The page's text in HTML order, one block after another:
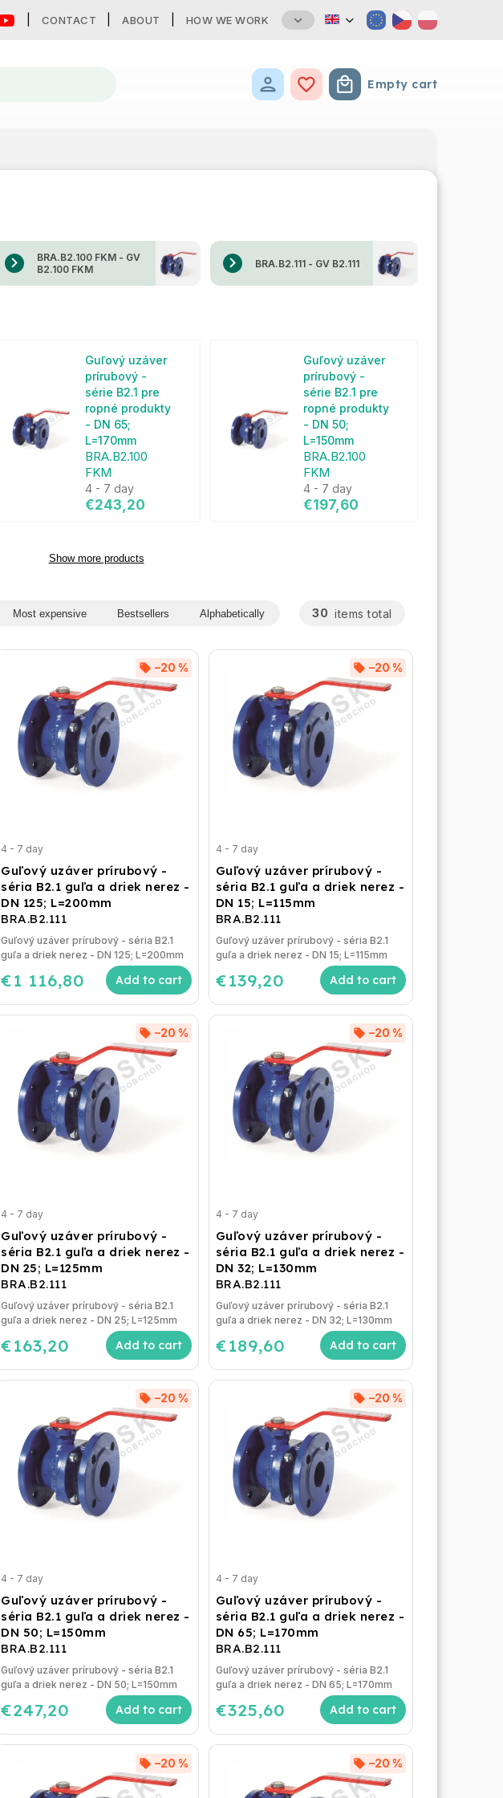
CONTACT ABOUT HOW WE WORK
Shopping cart
Empty cart
BRA.B2.100 FKM - GV
B2.100 FKM
BRA.B2.111 - GV B2.111
Guľový uzáver
prírubový -
série B2.1 pre
ropné produkty
- DN 65;
L=170mm
BRA.B2.100
FKM
4 - 7 day
€243,20
Guľový uzáver
prírubový -
série B2.1 pre
ropné produkty
- DN 50;
L=150mm
BRA.B2.100
FKM
4 - 7 day
€197,60
Show more products
Most expensive Bestsellers Alphabetically 30 items total
Guľový uzáver prírubový -
séria B2.1 guľa a driek nerez -
DN 125; L=200mm
BRA.B2.111
–20 %
4 - 7 day
€1 116,80 Add to cart
Guľový uzáver prírubový - séria B2.1
guľa a driek nerez - DN 125; L=200mm
Guľový uzáver prírubový -
séria B2.1 guľa a driek nerez -
DN 15; L=115mm
BRA.B2.111
–20 %
4 - 7 day
€139,20 Add to cart
Guľový uzáver prírubový - séria B2.1
guľa a driek nerez - DN 15; L=115mm
Guľový uzáver prírubový -
séria B2.1 guľa a driek nerez -
DN 25; L=125mm
BRA.B2.111
–20 %
4 - 7 day
€163,20 Add to cart
Guľový uzáver prírubový - séria B2.1
guľa a driek nerez - DN 25; L=125mm
Guľový uzáver prírubový -
séria B2.1 guľa a driek nerez -
DN 32; L=130mm
BRA.B2.111
–20 %
4 - 7 day
€189,60 Add to cart
Guľový uzáver prírubový - séria B2.1
guľa a driek nerez - DN 32; L=130mm
Guľový uzáver prírubový -
séria B2.1 guľa a driek nerez -
DN 50; L=150mm
BRA.B2.111
–20 %
4 - 7 day
€247,20 Add to cart
Guľový uzáver prírubový - séria B2.1
guľa a driek nerez - DN 50; L=150mm
Guľový uzáver prírubový -
séria B2.1 guľa a driek nerez -
DN 65; L=170mm
BRA.B2.111
–20 %
4 - 7 day
€325,60 Add to cart
Guľový uzáver prírubový - séria B2.1
guľa a driek nerez - DN 65; L=170mm
–20 % –20 %